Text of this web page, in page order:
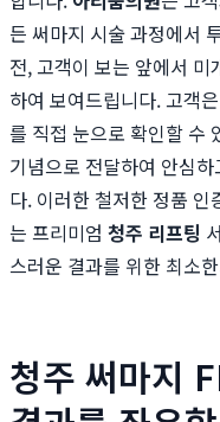
든 써마지 시술 과정에서
전, 고객이 보는 앞에서
하여 보여드립니다. 고객
를 직접 눈으로 확인할 수
기념으로 전달하여 안심
다. 이러한 철저한 정품 인
는 프리미엄 청주 리프팅
스러운 결과를 위한 최소
청주 써마지